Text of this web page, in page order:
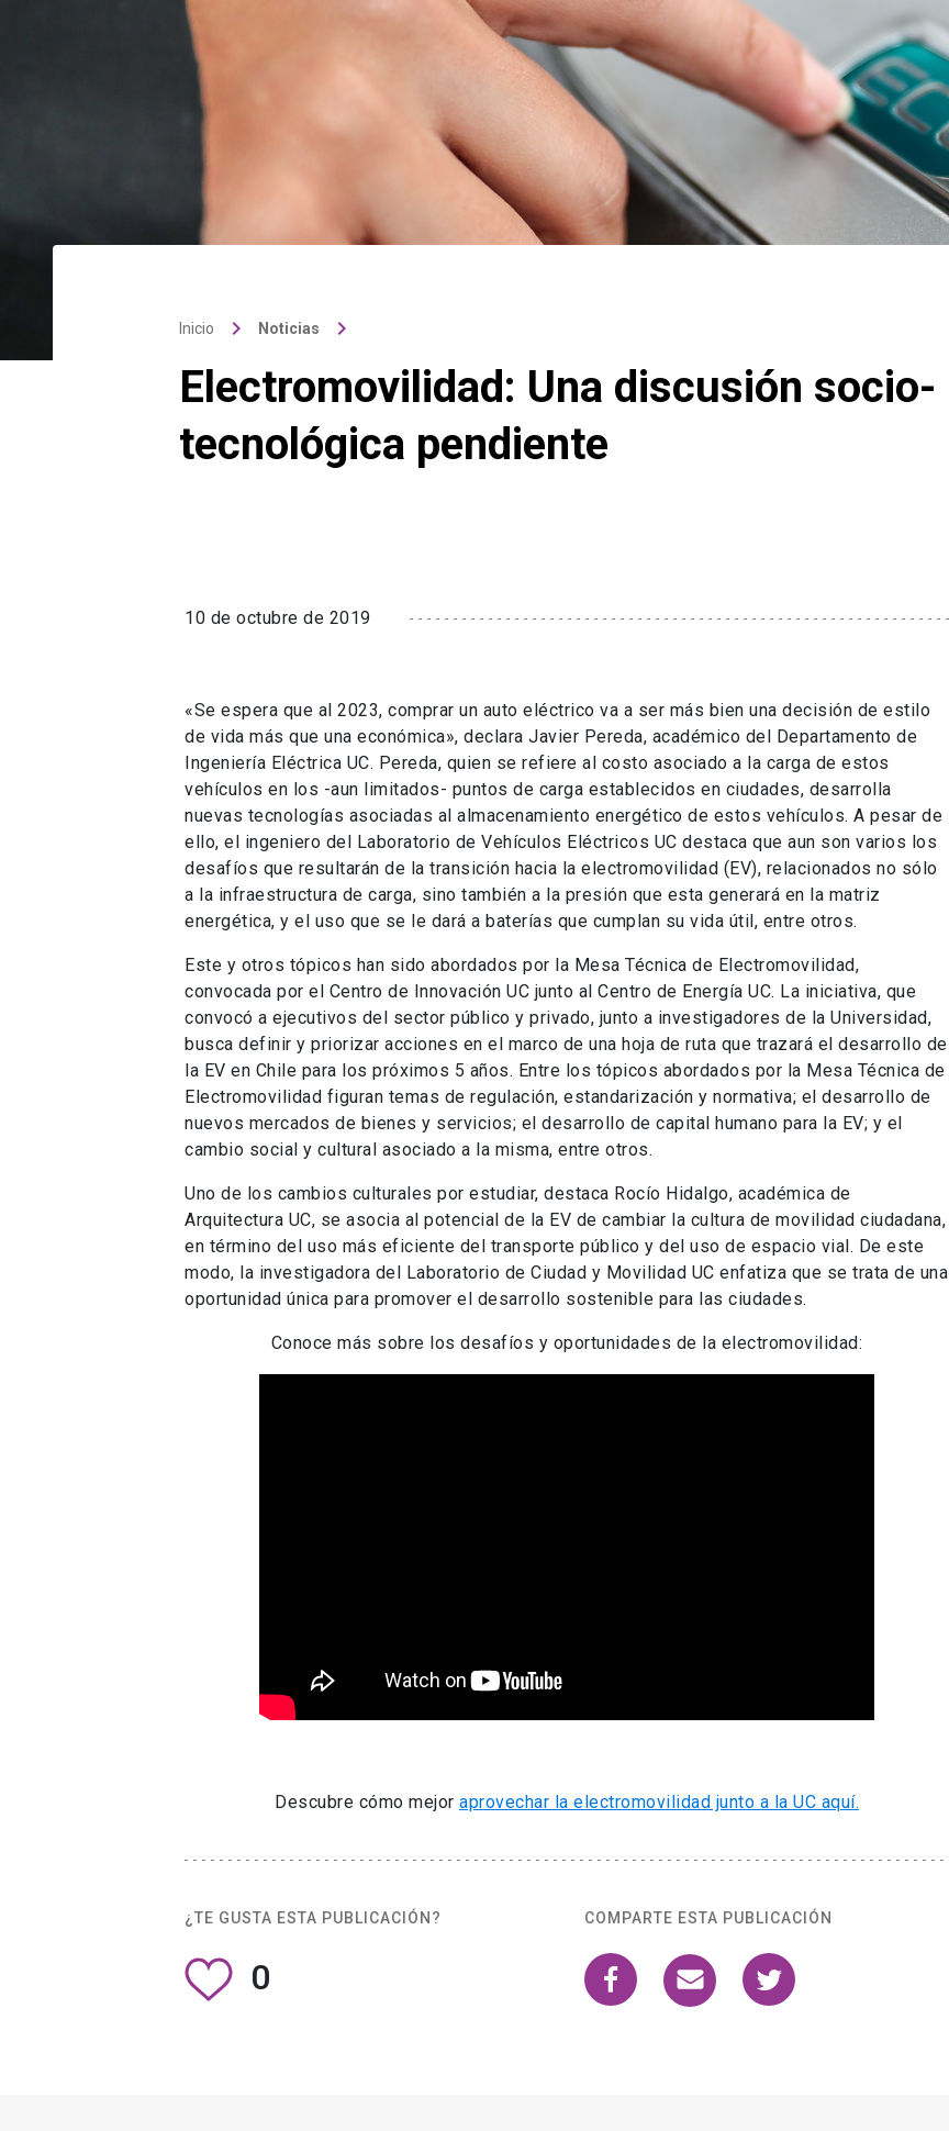
Inicio keyboard_arrow_right Noticias keyboard_arrow_right
Electromovilidad: Una discusión socio-
tecnológica pendiente
10 de octubre de 2019
«Se espera que al 2023, comprar un auto eléctrico va a ser más bien una decisión de estilo
de vida más que una económica», declara Javier Pereda, académico del Departamento de
Ingeniería Eléctrica UC. Pereda, quien se refiere al costo asociado a la carga de estos
vehículos en los -aun limitados- puntos de carga establecidos en ciudades, desarrolla
nuevas tecnologías asociadas al almacenamiento energético de estos vehículos. A pesar de
ello, el ingeniero del Laboratorio de Vehículos Eléctricos UC destaca que aun son varios los
desafíos que resultarán de la transición hacia la electromovilidad (EV), relacionados no sólo
a la infraestructura de carga, sino también a la presión que esta generará en la matriz
energética, y el uso que se le dará a baterías que cumplan su vida útil, entre otros.
Este y otros tópicos han sido abordados por la Mesa Técnica de Electromovilidad,
convocada por el Centro de Innovación UC junto al Centro de Energía UC. La iniciativa, que
convocó a ejecutivos del sector público y privado, junto a investigadores de la Universidad,
busca definir y priorizar acciones en el marco de una hoja de ruta que trazará el desarrollo de
la EV en Chile para los próximos 5 años. Entre los tópicos abordados por la Mesa Técnica de
Electromovilidad figuran temas de regulación, estandarización y normativa; el desarrollo de
nuevos mercados de bienes y servicios; el desarrollo de capital humano para la EV; y el
cambio social y cultural asociado a la misma, entre otros.
Uno de los cambios culturales por estudiar, destaca Rocío Hidalgo, académica de
Arquitectura UC, se asocia al potencial de la EV de cambiar la cultura de movilidad ciudadana,
en término del uso más eficiente del transporte público y del uso de espacio vial. De este
modo, la investigadora del Laboratorio de Ciudad y Movilidad UC enfatiza que se trata de una
oportunidad única para promover el desarrollo sostenible para las ciudades.
Conoce más sobre los desafíos y oportunidades de la electromovilidad:
Descubre cómo mejor aprovechar la electromovilidad junto a la UC aquí.
¿TE GUSTA ESTA PUBLICACIÓN?
0
COMPARTE ESTA PUBLICACIÓN